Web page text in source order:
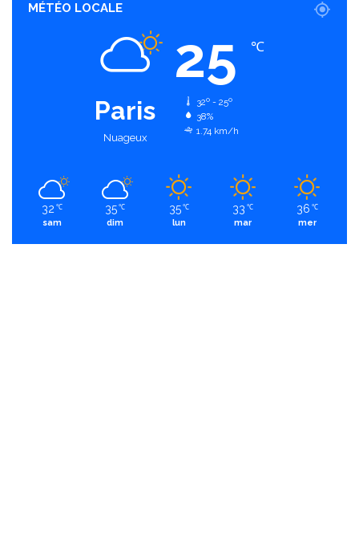
MÉTÉO LOCALE
Paris
Nuageux
25 ℃
32º - 25º
38%
1.74 km/h
32 ℃
sam
35 ℃
dim
35 ℃
lun
33 ℃
mar
36 ℃
mer